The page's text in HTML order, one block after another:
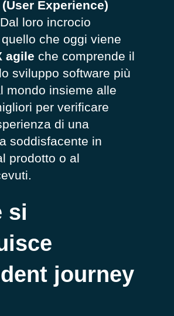
(User Experience)
loro incrocio
che oggi viene
agile che comprende il
sviluppo software più
mondo insieme alle
per verificare
di una
soddisfacente in
prodotto o al
si
journey